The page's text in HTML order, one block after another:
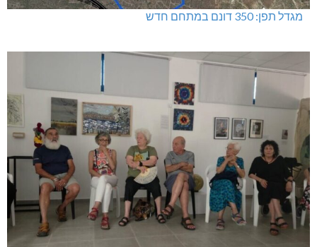
מגדל תפן: 350 דונם במתחם חדש